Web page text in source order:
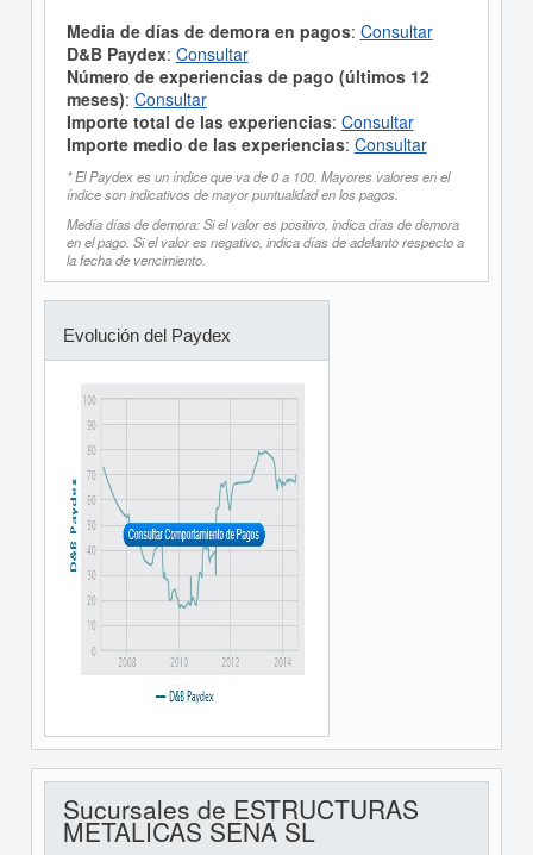
Media de días de demora en pagos: Consultar
D&B Paydex: Consultar
Número de experiencias de pago (últimos 12
meses): Consultar
Importe total de las experiencias: Consultar
Importe medio de las experiencias: Consultar
* El Paydex es un índice que va de 0 a 100. Mayores valores en el
índice son indicativos de mayor puntualidad en los pagos.
Medía días de demora: Si el valor es positivo, indica días de demora
en el pago. Si el valor es negativo, indica días de adelanto respecto a
la fecha de vencimiento.
Evolución del Paydex
Sucursales de ESTRUCTURAS
METALICAS SENA SL